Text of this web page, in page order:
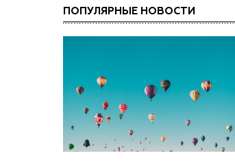
ПОПУЛЯРНЫЕ НОВОСТИ